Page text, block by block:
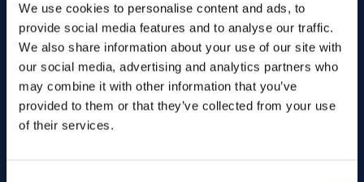
We use cookies to personalise content and ads, to
provide social media features and to analyse our traffic.
We also share information about your use of our site with
our social media, advertising and analytics partners who
may combine it with other information that you’ve
provided to them or that they’ve collected from your use
of their services.
Wprowadź ilość
Twoja wiadomość